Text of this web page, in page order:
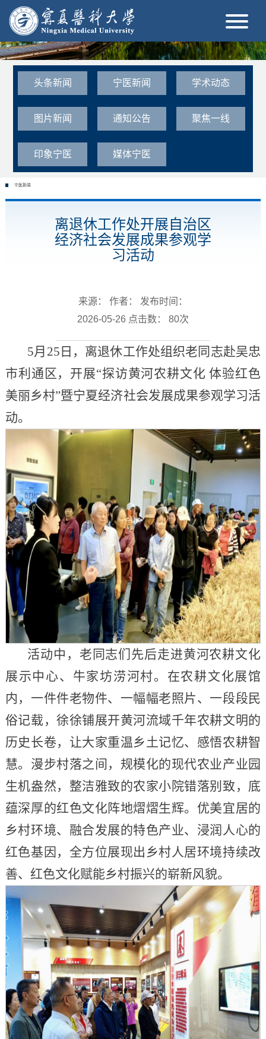
头条新闻 宁医新闻 学术动态
图片新闻 通知公告 聚焦一线
印象宁医 媒体宁医
宁医新闻
离退休工作处开展自治区
经济社会发展成果参观学
习活动
来源： 作者： 发布时间：
2026-05-26 点击数： 80次
5月25日，离退休工作处组织老同志赴吴忠
市利通区，开展“探访黄河农耕文化 体验红色
美丽乡村”暨宁夏经济社会发展成果参观学习活
动。
活动中，老同志们先后走进黄河农耕文化
展示中心、牛家坊涝河村。在农耕文化展馆
内，一件件老物件、一幅幅老照片、一段段民
俗记载，徐徐铺展开黄河流域千年农耕文明的
历史长卷，让大家重温乡土记忆、感悟农耕智
慧。漫步村落之间，规模化的现代农业产业园
生机盎然，整洁雅致的农家小院错落别致，底
蕴深厚的红色文化阵地熠熠生辉。优美宜居的
乡村环境、融合发展的特色产业、浸润人心的
红色基因，全方位展现出乡村人居环境持续改
善、红色文化赋能乡村振兴的崭新风貌。